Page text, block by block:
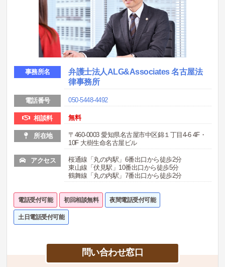
事務所名
弁護士法人ALG&Associates 名古屋法
律事務所
電話番号 050-5448-4492
相談料 無料
所在地
〒460-0003 愛知県名古屋市中区錦１丁目4-6 4F・
10F 大樹生命名古屋ビル
アクセス
桜通線「丸の内駅」6番出口から徒歩2分
東山線「伏見駅」10番出口から徒歩5分
鶴舞線「丸の内駅」7番出口から徒歩2分
電話受付可能 初回相談無料 夜間電話受付可能
土日電話受付可能
問い合わせ窓口